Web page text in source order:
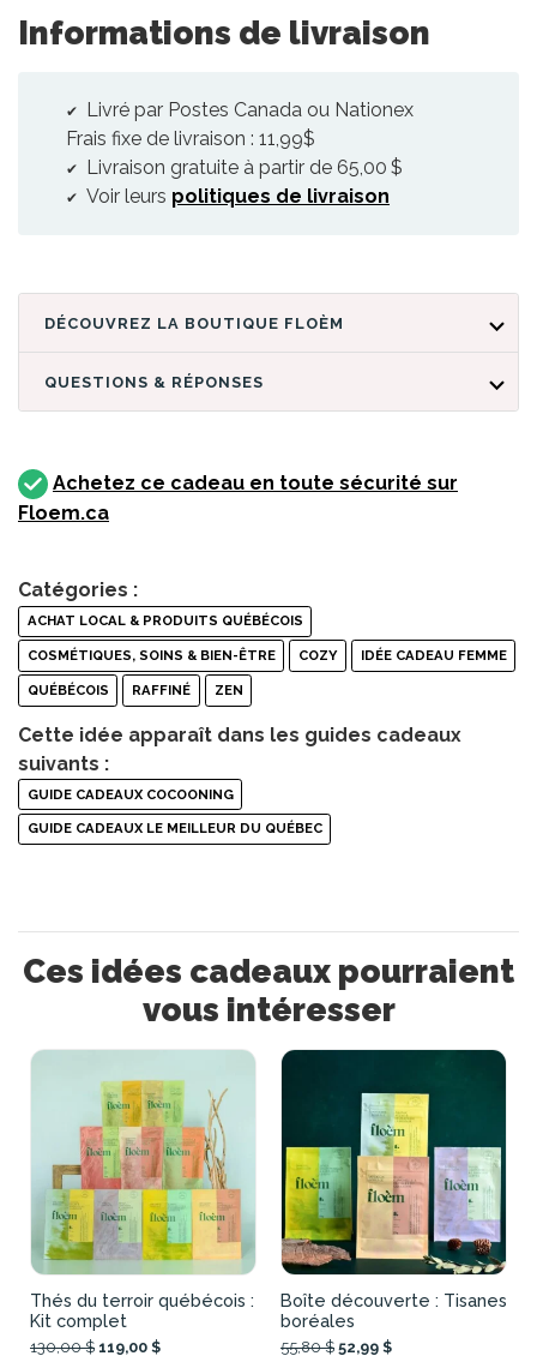
Informations de livraison
Livré par Postes Canada ou Nationex
Frais fixe de livraison : 11,99$
Livraison gratuite à partir de 65,00 $
Voir leurs politiques de livraison
DÉCOUVREZ LA BOUTIQUE FLOÈM
QUESTIONS & RÉPONSES
Achetez ce cadeau en toute sécurité sur
Floem.ca
Catégories :
ACHAT LOCAL & PRODUITS QUÉBÉCOIS
COSMÉTIQUES, SOINS & BIEN-ÊTRE COZY IDÉE CADEAU FEMME
QUÉBÉCOIS RAFFINÉ ZEN
Cette idée apparaît dans les guides cadeaux
suivants :
GUIDE CADEAUX COCOONING
GUIDE CADEAUX LE MEILLEUR DU QUÉBEC
Ces idées cadeaux pourraient
vous intéresser
Thés du terroir québécois :
Kit complet
130,00 $ 119,00 $
Boîte découverte : Tisanes
boréales
55,80 $ 52,99 $